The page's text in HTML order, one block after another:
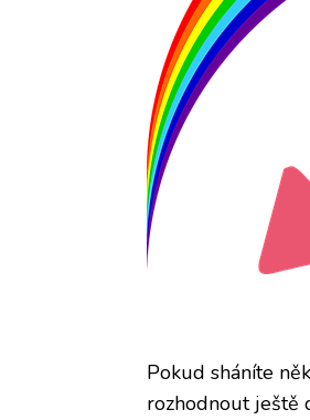
Pokud sháníte
rozhodnout ještě